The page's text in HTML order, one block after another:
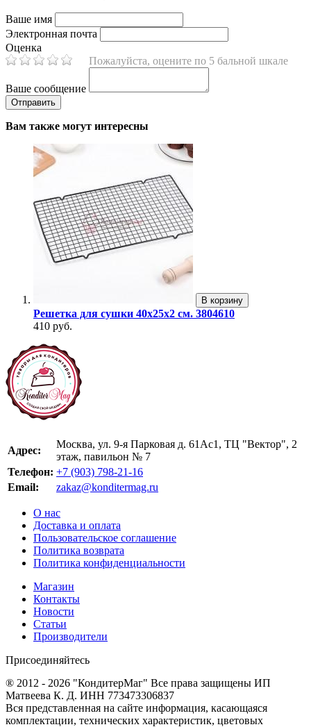
Ваше имя
Электронная почта
Оценка
Пожалуйста, оцените по 5 бальной шкале
Ваше сообщение
Вам также могут интересны
В корзину
Решетка для сушки 40x25x2 см. 3804610
410 руб.
Адрес:
Москва, ул. 9-я Парковая д. 61Ас1, ТЦ "Вектор", 2
этаж, павильон № 7
Телефон: +7 (903) 798-21-16
Email:
zakaz@konditermag.ru
О нас
Доставка и оплата
Пользовательское соглашение
Политика возврата
Политика конфиденциальности
Магазин
Контакты
Новости
Статьи
Производители
Присоединяйтесь
® 2012 - 2026 "КондитерМаг" Все права защищены ИП
Матвеева К. Д. ИНН 773473306837
Вся представленная на сайте информация, касающаяся
комплектации, технических характеристик, цветовых